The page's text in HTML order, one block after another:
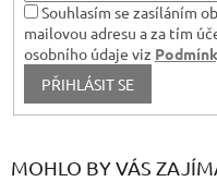
Souhlasím se zasíláním
mailovou adresu a za tím
osobního údaje viz
PŘIHLÁSIT SE
MOHLO BY VÁS